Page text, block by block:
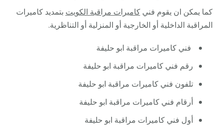
كما يمكن ان يقوم فنيكاميرات مراقبة الكويت بتمديد كاميرات
المراقبة الداخلية أو الخارجية أو المنزلية أو التناظرية.
فني كاميرات مراقبة ابو حليفة
رقم فني كاميرات مراقبة ابو حليفة
تلفون فني كاميرات مراقبة ابو حليفة
أرقام فني كاميرات مراقبة ابو حليفة
أول فني كاميرات مراقبة ابو حليفة